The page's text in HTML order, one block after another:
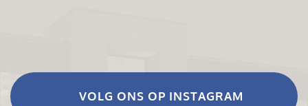
VOLG ONS OP INSTAGRAM